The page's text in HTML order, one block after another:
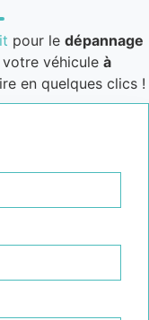
pour le dépannage
véhicule à
en quelques clics !